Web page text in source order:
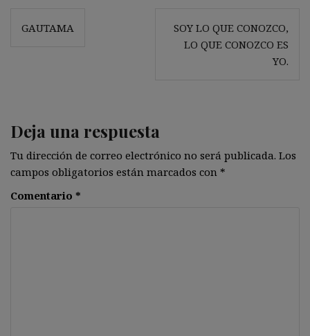
Navegación
de
GAUTAMA
SOY LO QUE CONOZCO,
LO QUE CONOZCO ES
YO.
Deja una respuesta
Tu dirección de correo electrónico no será publicada. Los
campos obligatorios están marcados con *
Comentario *